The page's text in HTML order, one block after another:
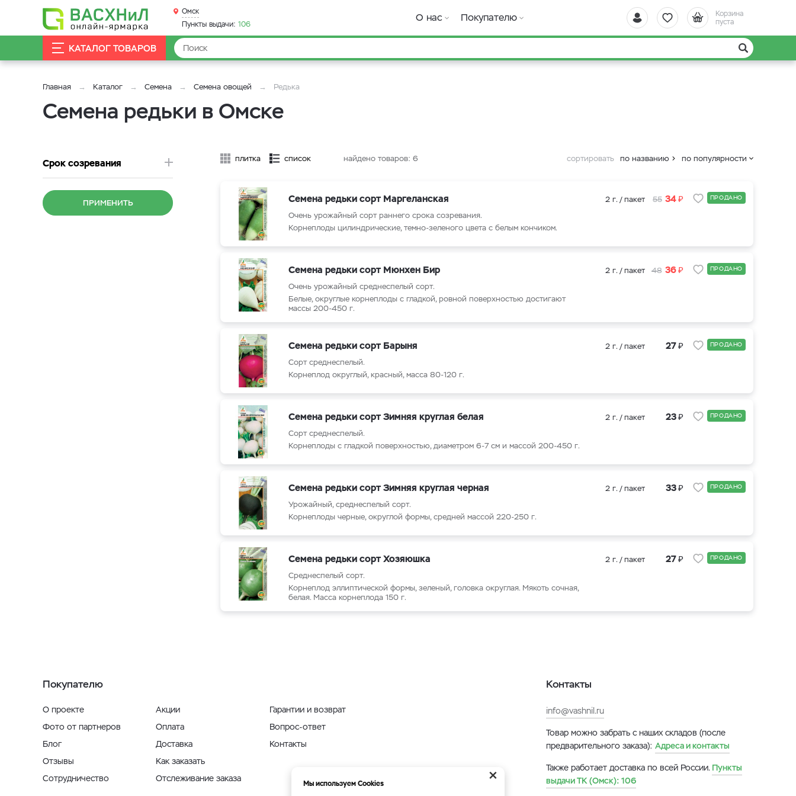
Корзина
пуста
Омск
Пункты выдачи: 106
О нас Покупателю
КАТАЛОГ ТОВАРОВ
Главная Каталог Семена Семена овощей Редька
Семена редьки в Омске
Срок созревания
ПРИМЕНИТЬ
плитка список найдено товаров: 6 сортировать по названию по популярности
Семена редьки сорт Маргеланская
Очень урожайный сорт раннего срока созревания.
Корнеплоды цилиндрические, темно-зеленого цвета с белым кончиком.
2 г. / пакет 55 34₽ ПРОДАНО
Семена редьки сорт Мюнхен Бир
Очень урожайный среднеспелый сорт.
Белые, округлые корнеплоды с гладкой, ровной поверхностью достигают
массы 200-450 г.
2 г. / пакет 48 36₽ ПРОДАНО
Семена редьки сорт Барыня
Сорт среднеспелый.
Корнеплод округлый, красный, масса 80-120 г.
2 г. / пакет 27₽ ПРОДАНО
Семена редьки сорт Зимняя круглая белая
Сорт среднеспелый.
Корнеплоды с гладкой поверхностью, диаметром 6-7 см и массой 200-450 г.
2 г. / пакет 23₽ ПРОДАНО
Семена редьки сорт Зимняя круглая черная
Урожайный, среднеспелый сорт.
Корнеплоды черные, округлой формы, средней массой 220-250 г.
2 г. / пакет 33₽ ПРОДАНО
Семена редьки сорт Хозяюшка
Среднеспелый сорт.
Корнеплод эллиптической формы, зеленый, головка округлая. Мякоть сочная,
белая. Масса корнеплода 150 г.
2 г. / пакет 27₽ ПРОДАНО
Покупателю
О проекте
Фото от партнеров
Блог
Отзывы
Сотрудничество
Акции
Оплата
Доставка
Как заказать
Отслеживание заказа
Гарантии и возврат
Вопрос-ответ
Контакты
Контакты
info@vashnil.ru
Товар можно забрать с наших складов (после
предварительного заказа): Адреса и контакты
Также работает доставка по всей России. Пункты
выдачи ТК (Омск): 106
×
Мы используем Cookies